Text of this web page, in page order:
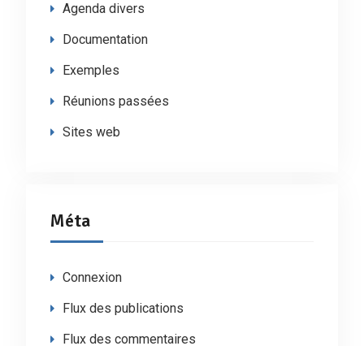
Agenda divers
Documentation
Exemples
Réunions passées
Sites web
Méta
Connexion
Flux des publications
Flux des commentaires